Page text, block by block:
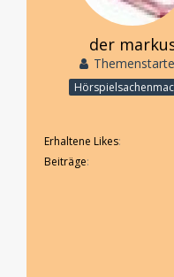
der
Erhaltene Likes
Beiträge